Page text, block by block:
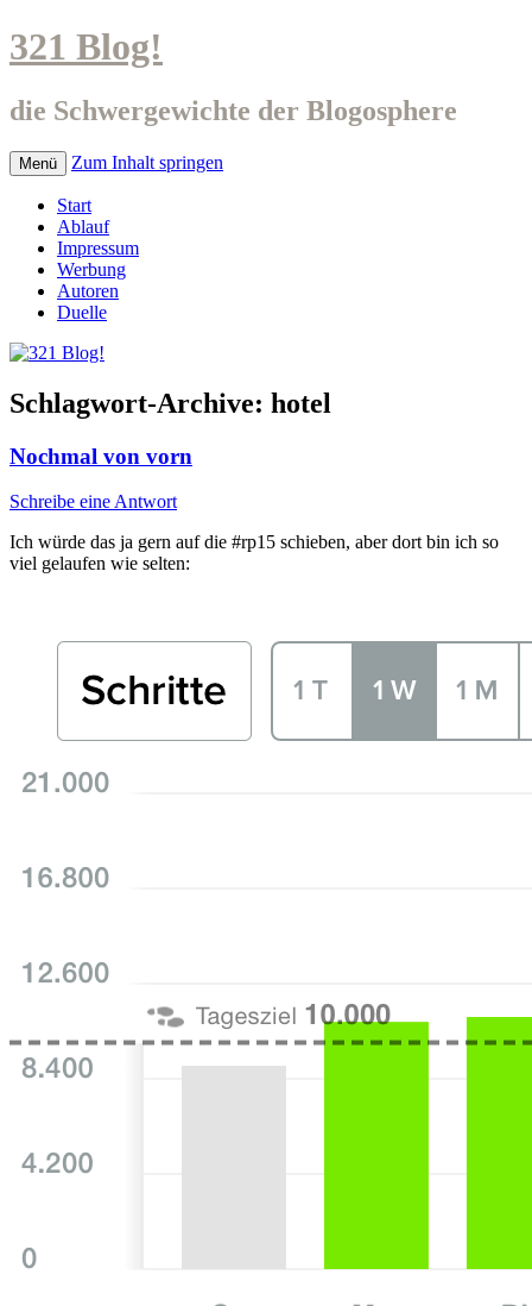
321 Blog!
die Schwergewichte der Blogosphere
Menü Zum Inhalt springen
Start
Ablauf
Impressum
Werbung
Autoren
Duelle
Schlagwort-Archive: hotel
Nochmal von vorn
Schreibe eine Antwort
Ich würde das ja gern auf die #rp15 schieben, aber dort bin ich so
viel gelaufen wie selten: